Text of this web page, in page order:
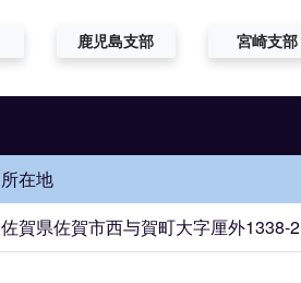
鹿児島支部 宮崎支部
所在地
佐賀県佐賀市西与賀町大字厘外1338-2